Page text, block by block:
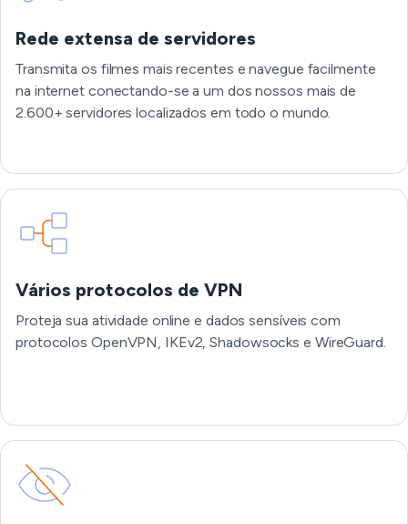
Rede extensa de servidores
Transmita os filmes mais recentes e navegue facilmente
na internet conectando-se a um dos nossos mais de
2.600+ servidores localizados em todo o mundo.
Vários protocolos de VPN
Proteja sua atividade online e dados sensíveis com
protocolos OpenVPN, IKEv2, Shadowsocks e WireGuard.